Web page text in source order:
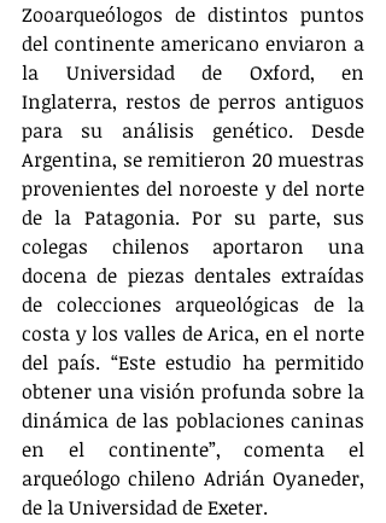
Zooarqueólogos de distintos puntos
del continente americano enviaron a
la Universidad de Oxford, en
Inglaterra, restos de perros antiguos
para su análisis genético. Desde
Argentina, se remitieron 20 muestras
provenientes del noroeste y del norte
de la Patagonia. Por su parte, sus
colegas chilenos aportaron una
docena de piezas dentales extraídas
de colecciones arqueológicas de la
costa y los valles de Arica, en el norte
del país. “Este estudio ha permitido
obtener una visión profunda sobre la
dinámica de las poblaciones caninas
en el continente”, comenta el
arqueólogo chileno Adrián Oyaneder,
de la Universidad de Exeter.